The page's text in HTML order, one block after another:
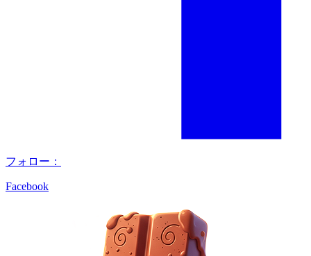
フォロー：
Facebook